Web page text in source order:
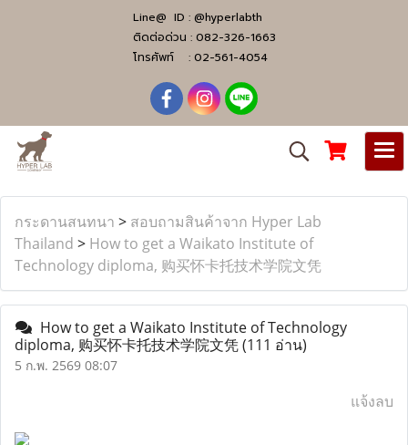
Line@ ID : @hyperlabth
ติดต่อด่วน : 082-326-1663
โทรศัพท์ : 02-561-4054
กระดานสนทนา > สอบถามสินค้าจาก Hyper Lab
Thailand > How to get a Waikato Institute of
Technology diploma, 购买怀卡托技术学院文凭
How to get a Waikato Institute of Technology
diploma, 购买怀卡托技术学院文凭(111 อ่าน)
5 ก.พ. 2569 08:07
แจ้งลบ